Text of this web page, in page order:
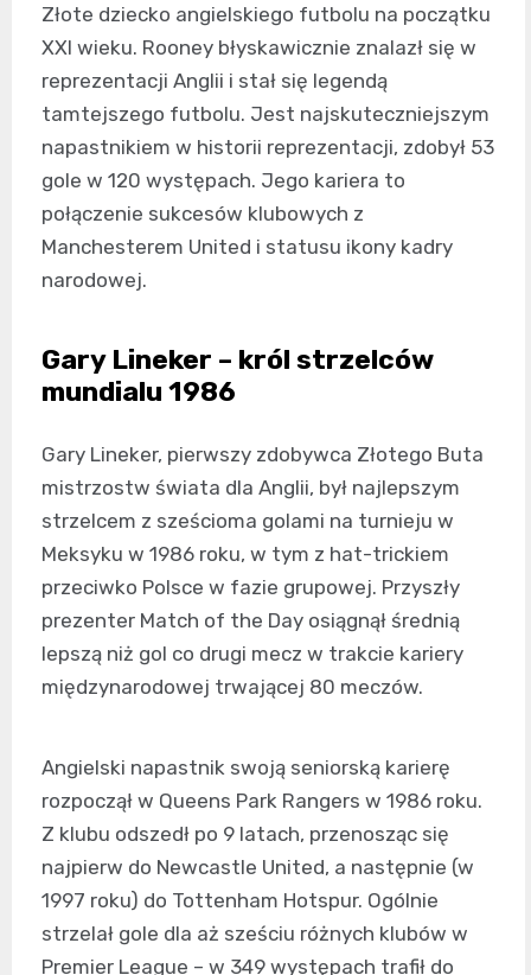
Złote dziecko angielskiego futbolu na początku
XXI wieku. Rooney błyskawicznie znalazł się w
reprezentacji Anglii i stał się legendą
tamtejszego futbolu. Jest najskuteczniejszym
napastnikiem w historii reprezentacji, zdobył 53
gole w 120 występach. Jego kariera to
połączenie sukcesów klubowych z
Manchesterem United i statusu ikony kadry
narodowej.
Gary Lineker – król strzelców
mundialu 1986
Gary Lineker, pierwszy zdobywca Złotego Buta
mistrzostw świata dla Anglii, był najlepszym
strzelcem z sześcioma golami na turnieju w
Meksyku w 1986 roku, w tym z hat-trickiem
przeciwko Polsce w fazie grupowej. Przyszły
prezenter Match of the Day osiągnął średnią
lepszą niż gol co drugi mecz w trakcie kariery
międzynarodowej trwającej 80 meczów.
Angielski napastnik swoją seniorską karierę
rozpoczął w Queens Park Rangers w 1986 roku.
Z klubu odszedł po 9 latach, przenosząc się
najpierw do Newcastle United, a następnie (w
1997 roku) do Tottenham Hotspur. Ogólnie
strzelał gole dla aż sześciu różnych klubów w
Premier League – w 349 występach trafił do